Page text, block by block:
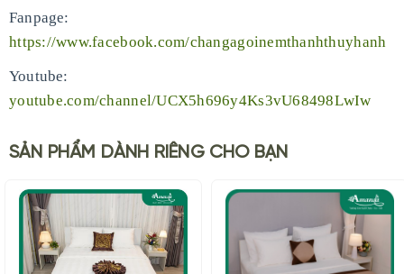
Fanpage:
https://www.facebook.com/changagoinemthanhthuyhanh
Youtube:
youtube.com/channel/UCX5h696y4Ks3vU68498LwIw
SẢN PHẨM DÀNH RIÊNG CHO BẠN